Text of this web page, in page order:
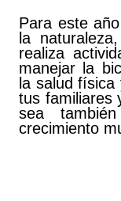
Para este
la
realiza
manejar la
la salud
tus familiares
sea
crecimiento